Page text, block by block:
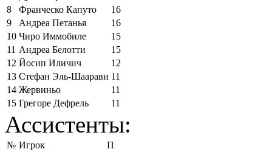
8
Франческо Капуто
16
9
Андреа Петанья
16
10 Чиро Иммобиле
15
11 Андреа Белотти
15
12 Йосип Иличич
12
13 Стефан Эль-Шаарави 11
14 Жервиньо
11
15 Грегоре Дефрель 11
Ассистенты:
№ Игрок
П